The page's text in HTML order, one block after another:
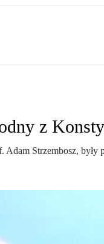
z
Strzembosz, były